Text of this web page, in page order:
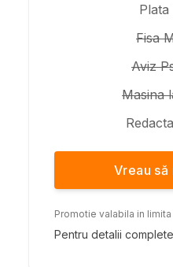
Plata
Fisa
Aviz
Masina
Vreau să
Promotie valabila in
Pentru detalii